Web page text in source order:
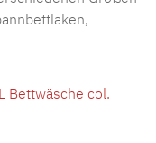
Bettwäsche col.